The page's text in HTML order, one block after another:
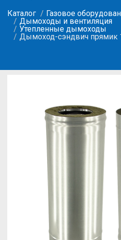
Каталог
Газовое
Дымоходы и вентиляция
Утепленные дымоходы
Дымоход-сэндвич прямик